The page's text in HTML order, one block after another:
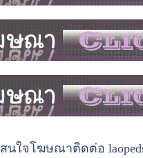
สนใจโฆษณาติดต่อ